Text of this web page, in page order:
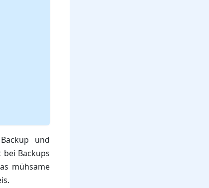
und
Backups
mühsame